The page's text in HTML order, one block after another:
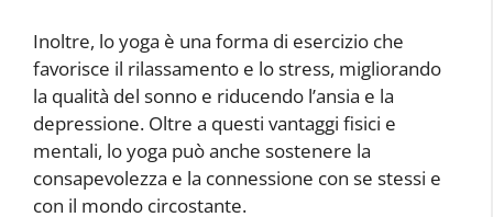
Inoltre, lo yoga è una forma di esercizio che
favorisce il rilassamento e lo stress, migliorando
la qualità del sonno e riducendo l’ansia e la
depressione. Oltre a questi vantaggi fisici e
mentali, lo yoga può anche sostenere la
consapevolezza e la connessione con se stessi e
con il mondo circostante.